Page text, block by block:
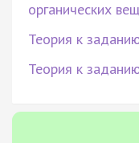
органических
Теория к
Теория к